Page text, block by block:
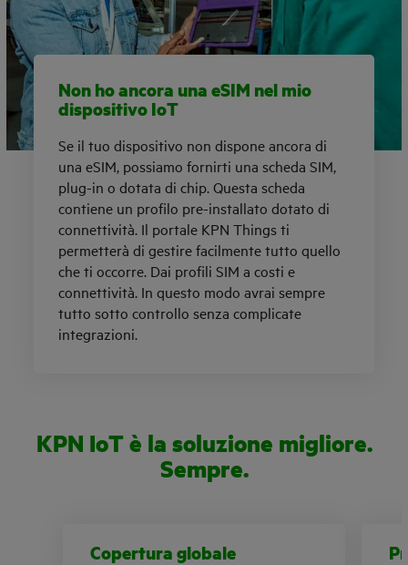
Non ho ancora una eSIM nel mio
dispositivo IoT
Se il tuo dispositivo non dispone ancora di
una eSIM, possiamo fornirti una scheda SIM,
plug-in o dotata di chip. Questa scheda
contiene un profilo pre-installato dotato di
connettività. Il portale KPN Things ti
permetterà di gestire facilmente tutto quello
che ti occorre. Dai profili SIM a costi e
connettività. In questo modo avrai sempre
tutto sotto controllo senza complicate
integrazioni.
KPN IoT è la soluzione migliore.
Sempre.
Copertura globale